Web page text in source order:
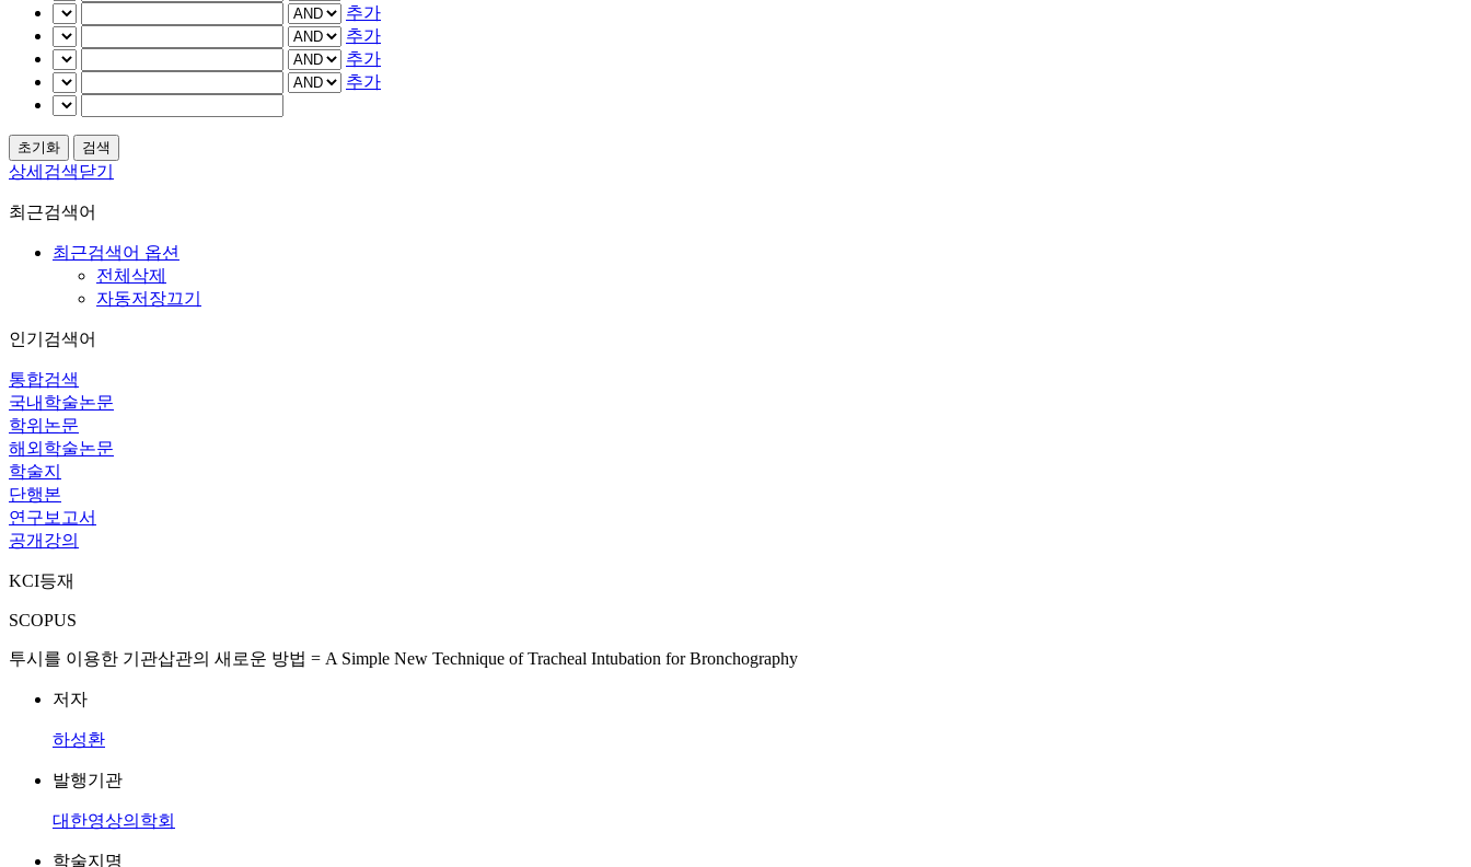
추가
추가
추가
추가
상세검색닫기
최근검색어
최근검색어 옵션
전체삭제
자동저장끄기
인기검색어
통합검색
국내학술논문
학위논문
해외학술논문
학술지
단행본
연구보고서
공개강의
KCI등재
SCOPUS
투시를 이용한 기관삽관의 새로운 방법 = A Simple New Technique of Tracheal Intubation for Bronchography
저자
하성환
발행기관
대한영상의학회
학술지명